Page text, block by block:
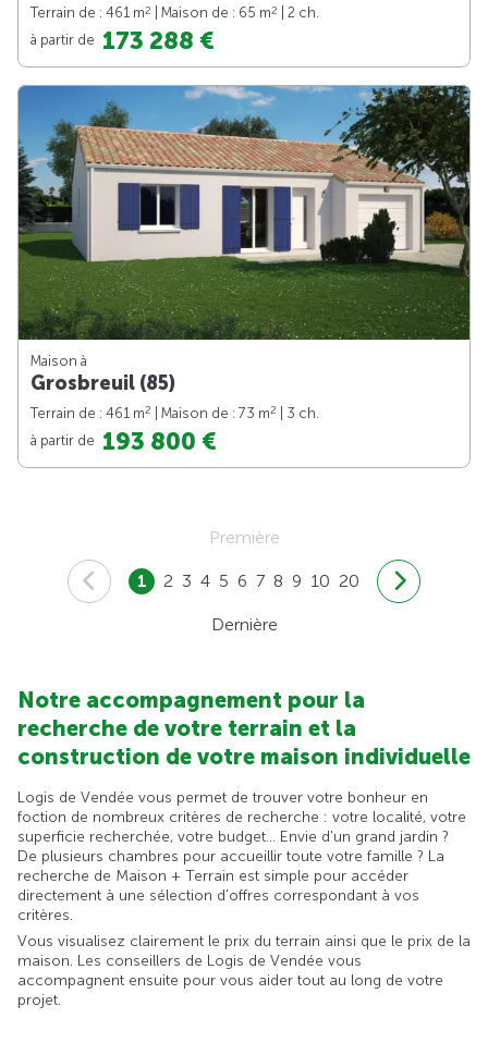
Terrain de : 461 m2 | Maison de : 65 m2
| 2 ch.
à partir de 173 288 €
Maison à
Grosbreuil (85)
Terrain de : 461 m2 | Maison de : 73 m2
| 3 ch.
à partir de 193 800 €
Première
1 2 3 4 5 6 7 8 9 10 20
Dernière
Notre accompagnement pour la
recherche de votre terrain et la
construction de votre maison individuelle
Logis de Vendée vous permet de trouver votre bonheur en
foction de nombreux critères de recherche : votre localité, votre
superficie recherchée, votre budget... Envie d'un grand jardin ?
De plusieurs chambres pour accueillir toute votre famille ? La
recherche de Maison + Terrain est simple pour accéder
directement à une sélection d'offres correspondant à vos
critères.
Vous visualisez clairement le prix du terrain ainsi que le prix de la
maison. Les conseillers de Logis de Vendée vous
accompagnent ensuite pour vous aider tout au long de votre
projet.